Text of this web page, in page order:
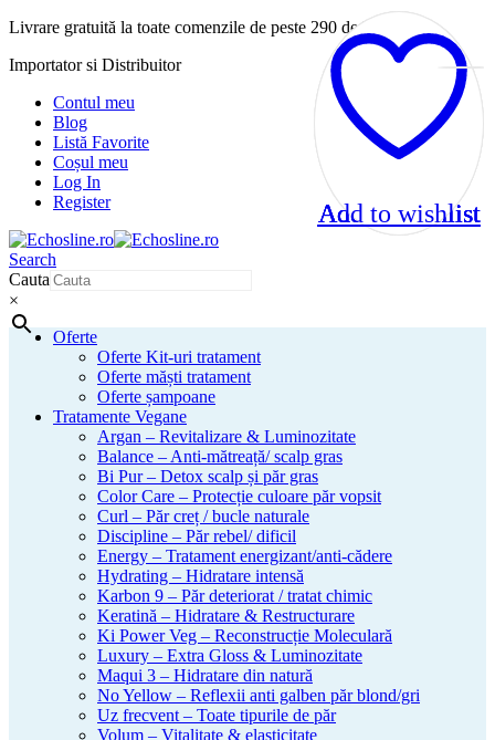
Livrare gratuită la toate comenzile de peste 290 de lei!
Importator si Distribuitor
Contul meu
Blog
Listă Favorite
Coșul meu
Log In
Register
Search
Cauta
×
Oferte
Oferte Kit-uri tratament
Oferte măști tratament
Oferte șampoane
Tratamente Vegane
Argan – Revitalizare & Luminozitate
Balance – Anti-mătreață/ scalp gras
Bi Pur – Detox scalp și păr gras
Color Care – Protecție culoare păr vopsit
Curl – Păr creț / bucle naturale
Discipline – Păr rebel/ dificil
Energy – Tratament energizant/anti-cădere
Hydrating – Hidratare intensă
Karbon 9 – Păr deteriorat / tratat chimic
Keratină – Hidratare & Restructurare
Ki Power Veg – Reconstrucție Moleculară
Luxury – Extra Gloss & Luminozitate
Maqui 3 – Hidratare din natură
No Yellow – Reflexii anti galben păr blond/gri
Uz frecvent – Toate tipurile de păr
Volum – Vitalitate & elasticitate
Add to wishlist
Add to wishlist
Add to wishlist
Add to wishlist